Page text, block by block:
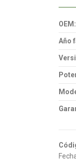
OEM:
Año